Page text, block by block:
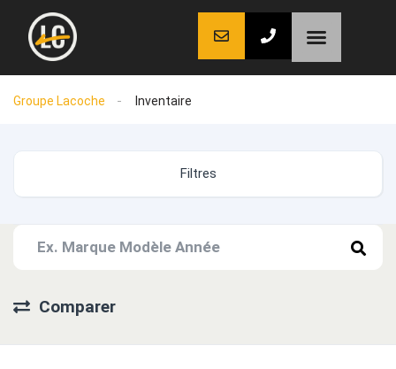
Groupe Lacoche Inventaire
Filtres
Comparer